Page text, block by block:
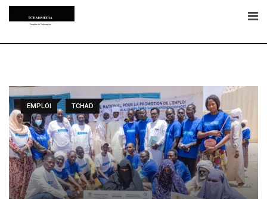
Skip
EMPLOI TCHAD